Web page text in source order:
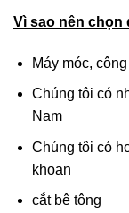
Vì sao nên chọn
Máy móc,
Chúng tôi có
Nam
Chúng tôi có
khoan
cắt bê tông